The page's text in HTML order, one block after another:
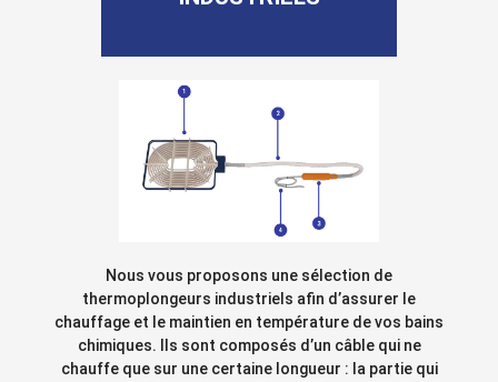
Nous vous proposons une sélection de
thermoplongeurs industriels afin d’assurer le
chauffage et le maintien en température de vos bains
chimiques. Ils sont composés d’un câble qui ne
chauffe que sur une certaine longueur : la partie qui